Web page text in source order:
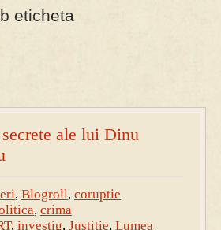
eticheta
ale lui Dinu
, Blogroll, coruptie
, crima
, investig, Justitie, Lumea